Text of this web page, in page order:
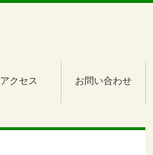
アクセス お問い合わせ